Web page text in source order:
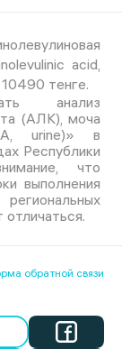
acid,
тенге.
анализ
(АЛК), моча
urine)» в
Республики
что
выполнения
обратной связи